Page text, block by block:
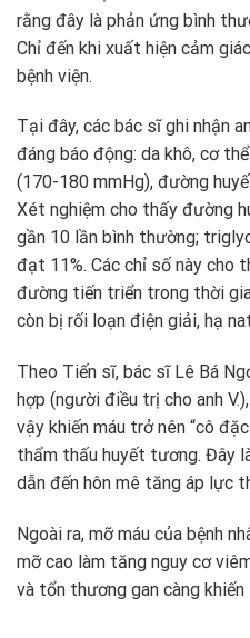
rằng đây là phản ứng bình
Chỉ đến khi xuất hiện cảm
bệnh viện.
Tại đây, các bác sĩ ghi nhận
đáng báo động: da khô, cơ
(170-180 mmHg), đường
Xét nghiệm cho thấy đường
gần 10 lần bình thường;
đạt 11%. Các chỉ số này cho
đường tiến triển trong thời
còn bị rối loạn điện giải, hạ
Theo Tiến sĩ, bác sĩ Lê Bá
hợp (người điều trị cho anh
vậy khiến máu trở nên “cô
thẩm thấu huyết tương. Đây
dẫn đến hôn mê tăng áp lực
Ngoài ra, mỡ máu của bệnh
mỡ cao làm tăng nguy cơ
và tổn thương gan càng